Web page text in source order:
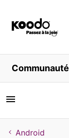
Magasiner
Libre service
Aide
Communauté
Android